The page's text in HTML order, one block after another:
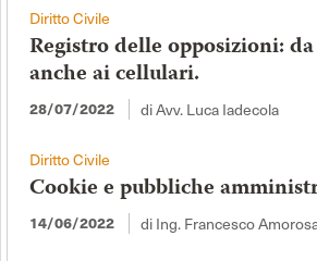
Diritto Civile
Registro delle opposizioni:
anche ai cellulari.
28/07/2022 di Avv. Luca Iadecola
Diritto Civile
Cookie e pubbliche
14/06/2022 di Ing. Francesco